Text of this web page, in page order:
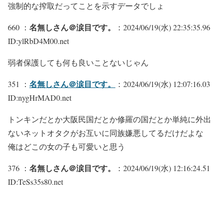
強制的な搾取だってことを示すデータでしょ
660 ： 名無しさん＠涙目です。
：2024/06/19(水) 22:35:35.96
ID:ylRbD4M00.net
弱者保護しても何も良いことないじゃん
351 ： 名無しさん＠涙目です。
：2024/06/19(水) 12:07:16.03
ID:nygHrMAD0.net
トンキンだとか大阪民国だとか修羅の国だとか単純に外出
ないネットオタクがお互いに同族嫌悪してるだけだよな
俺はどこの女の子も可愛いと思う
376 ： 名無しさん＠涙目です。
：2024/06/19(水) 12:16:24.51
ID:TeSs35s80.net